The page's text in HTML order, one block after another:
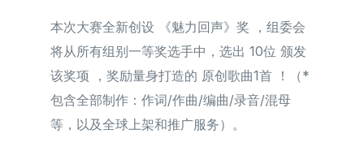
本次大赛全新创设 《魅力回声》奖 ，组委会
将从所有组别一等奖选⼿中，选出 10位 颁发
该奖项 ，奖励量身打造的 原创歌曲1首 ！（*
包含全部制作：作词/作曲/编曲/录音/混母
等，以及全球上架和推广服务）。